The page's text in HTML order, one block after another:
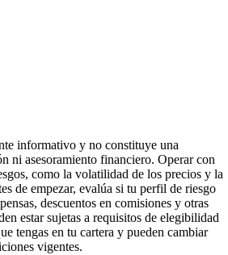
informativo y no constituye una
ni asesoramiento financiero. Operar con
como la volatilidad de los precios y la
de empezar, evalúa si tu perfil de riesgo
descuentos en comisiones y otras
estar sujetas a requisitos de elegibilidad
tengas en tu cartera y pueden cambiar
vigentes.